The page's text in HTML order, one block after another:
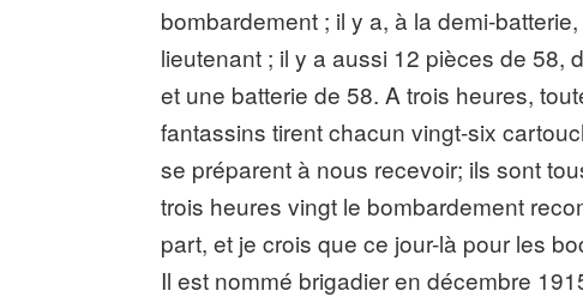
bombardement ; il y a, à la demi-
lieutenant ; il y a aussi 12 pièces de 58,
et une batterie de 58. A trois heures,
fantassins tirent chacun vingt-six
se préparent à nous recevoir; ils sont
trois heures vingt le bombardement
part, et je crois que ce jour-là pour les
Il est nommé brigadier en décembre